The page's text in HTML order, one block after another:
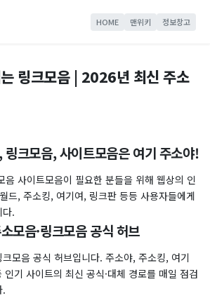
HOME 맨위키 정보창고
링크모음 | 2026년 최신 주소
크모음, 사이트모음은 여기 주소야!
음 사이트모음이 필요한 분들을 위해 웹상의 인
드, 주소킹, 여기여, 링크판 등등 사용자들에게
.
모음·링크모음 공식 허브
모음 공식 허브입니다. 주소야, 주소킹, 여기
기 사이트의 최신 공식·대체 경로를 매일 점검
.